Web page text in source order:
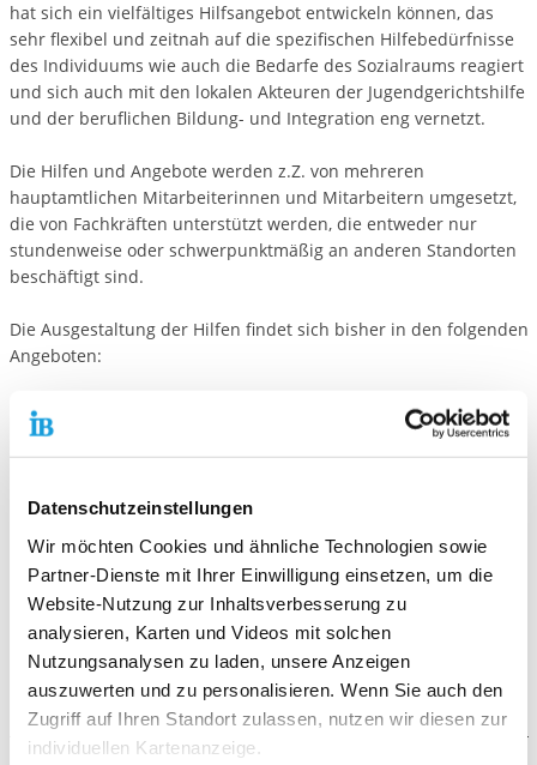
Datenschutzeinstellungen
Wir möchten Cookies und ähnliche Technologien sowie
Partner-Dienste mit Ihrer Einwilligung einsetzen, um die
Website-Nutzung zur Inhaltsverbesserung zu
analysieren, Karten und Videos mit solchen
Nutzungsanalysen zu laden, unsere Anzeigen
auszuwerten und zu personalisieren. Wenn Sie auch den
Zugriff auf Ihren Standort zulassen, nutzen wir diesen zur
individuellen Kartenanzeige.
hat sich ein vielfältiges Hilfsangebot entwickeln können, das
sehr flexibel und zeitnah auf die spezifischen Hilfebedürfnisse
des Individuums wie auch die Bedarfe des Sozialraums reagiert
und sich auch mit den lokalen Akteuren der Jugendgerichtshilfe
und der beruflichen Bildung- und Integration eng vernetzt.
Die Hilfen und Angebote werden z.Z. von mehreren
hauptamtlichen Mitarbeiterinnen und Mitarbeitern umgesetzt,
die von Fachkräften unterstützt werden, die entweder nur
stundenweise oder schwerpunktmäßig an anderen Standorten
beschäftigt sind.
Die Ausgestaltung der Hilfen findet sich bisher in den folgenden
Angeboten:
Erziehungsbeistandschaft/Betreuungshilfe
Betreutes Einzelwohnen
bzw. IX (Persönliches Budget)
Hilfen)
Gruppenangebote (Jungen- / Mädchengruppe,
Freizeitpädagogische Angebote)
Familienorientierte Schülerhilfen
Schulsozialarbeit